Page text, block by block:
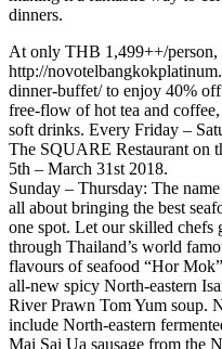
dinners.
At only THB 1,499++/person,
http://
dinner-buffet/ to enjoy 40%
free-flow of hot tea and
soft drinks. Every Friday –
The SQUARE Restaurant on
5th – March 31st 2018.
Sunday – Thursday: The
all about bringing the best
one spot. Let our skilled
through Thailand’s world
flavours of seafood “Hor
all-new spicy North-eastern
River Prawn Tom Yum soup.
include North-eastern
Mai Sai Ua sausage from the